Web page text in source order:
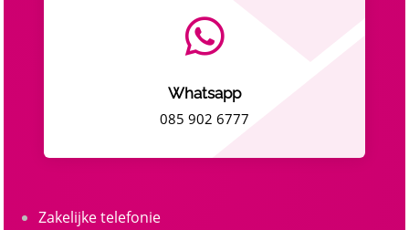

Whatsapp
085 902 6777
Zakelijke telefonie